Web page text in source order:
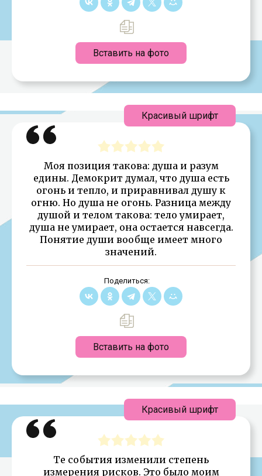
Вставить на фото
Моя позиция такова: душа и разум
едины. Демокрит думал, что душа есть
огонь и тепло, и приравнивал душу к
огню. Но душа не огонь. Разница между
душой и телом такова: тело умирает,
душа не умирает, она остается навсегда.
Понятие души вообще имеет много
значений.
Поделиться:
Вставить на фото
Красивый шрифт
Те события изменили степень
измерения рисков. Это было моим
Красивый шрифт